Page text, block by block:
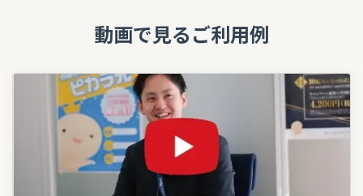
動画で見るご利用例